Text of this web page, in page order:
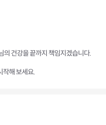
의 건강을 끝까지 책임지겠습니다.
작해 보세요.